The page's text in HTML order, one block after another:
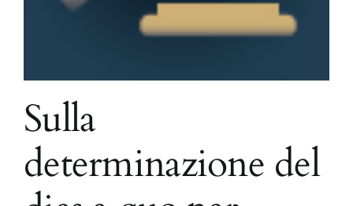
Sulla
determinazione del